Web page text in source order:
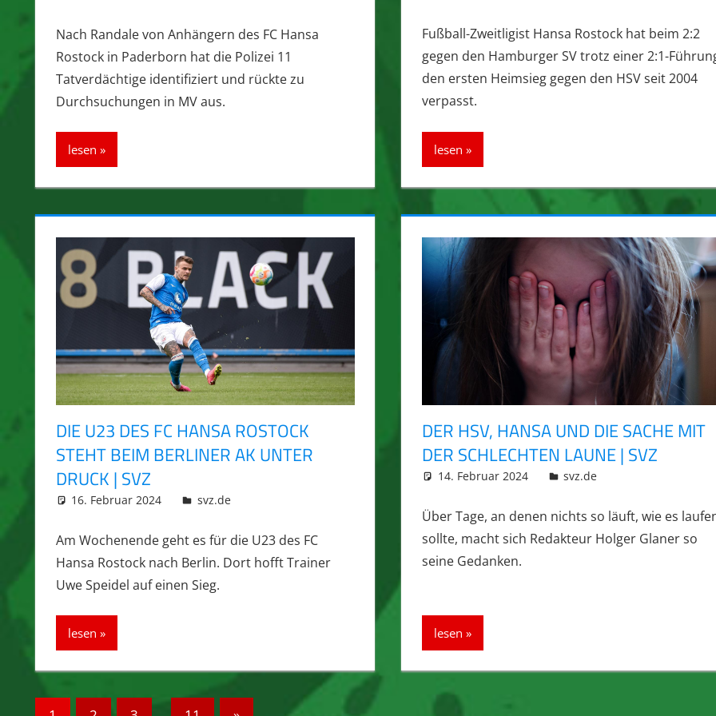
Nach Randale von Anhängern des FC Hansa
Rostock in Paderborn hat die Polizei 11
Tatverdächtige identifiziert und rückte zu
Durchsuchungen in MV aus.
lesen
Fußball-Zweitligist Hansa Rostock hat beim 2:2
gegen den Hamburger SV trotz einer 2:1-
den ersten Heimsieg gegen den HSV seit 2004
verpasst.
lesen
DIE U23 DES FC HANSA ROSTOCK
STEHT BEIM BERLINER AK UNTER
DRUCK | SVZ
16. Februar 2024 integromat
svz.de
Am Wochenende geht es für die U23 des FC
Hansa Rostock nach Berlin. Dort hofft Trainer
Uwe Speidel auf einen Sieg.
lesen
DER HSV, HANSA UND DIE SACHE MIT
DER SCHLECHTEN LAUNE | SVZ
14. Februar 2024 integromat
svz.de
Über Tage, an denen nichts so läuft, wie es
sollte, macht sich Redakteur Holger Glaner so
seine Gedanken.
lesen